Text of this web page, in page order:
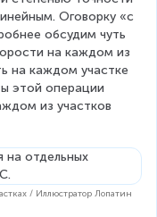
Оговорку «с
обсудим чуть
на каждом из
на каждом участке
этой операции
из участков
/ Иллюстратор Лопатин